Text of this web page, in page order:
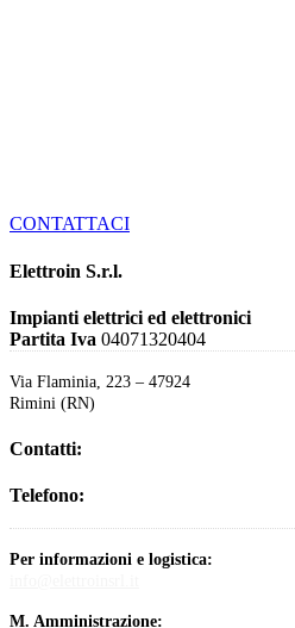
CONTATTACI
Elettroin S.r.l.
Impianti elettrici ed elettronici
Partita Iva 04071320404
Via Flaminia, 223 – 47924
Rimini (RN)
Contatti:
Telefono:
Per informazioni e logistica:
M. Amministrazione: